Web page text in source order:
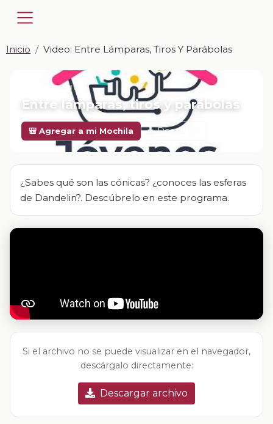
Inicio Video: Entre Lámparas, Tiros Y Parábolas
📎 VIDEO · MP4
Entre lámparas, tiros y parábolas
🎒 Agregar a mi Mochila Descargar
¿Sabes qué son las cónicas? ¿conoces las esferas
de Dandelin?. Descúbrelo en este programa.
Si el archivo no se puede visualizar en el navegador,
descárgalo directamente:
Descargar archivo